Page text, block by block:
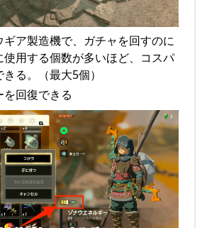
ア製造機で、ガチャを回すのに
用する個数が多いほど、コスパ
る。（最大5個）
回復できる